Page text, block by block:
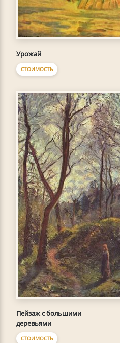
Урожай
СТОИМОСТЬ
Пейзаж с большими
деревьями
СТОИМОСТЬ